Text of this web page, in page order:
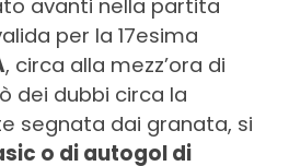
avanti nella partita
per la 17esima
, circa alla mezz’ora di
dei dubbi circa la
segnata dai granata, si
o di autogol di